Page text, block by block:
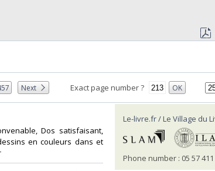
Next Exact page number ? OK
Dos satisfaisant,
en couleurs dans et
Le-livre.fr / Le Village du
Phone number : 05 57 411